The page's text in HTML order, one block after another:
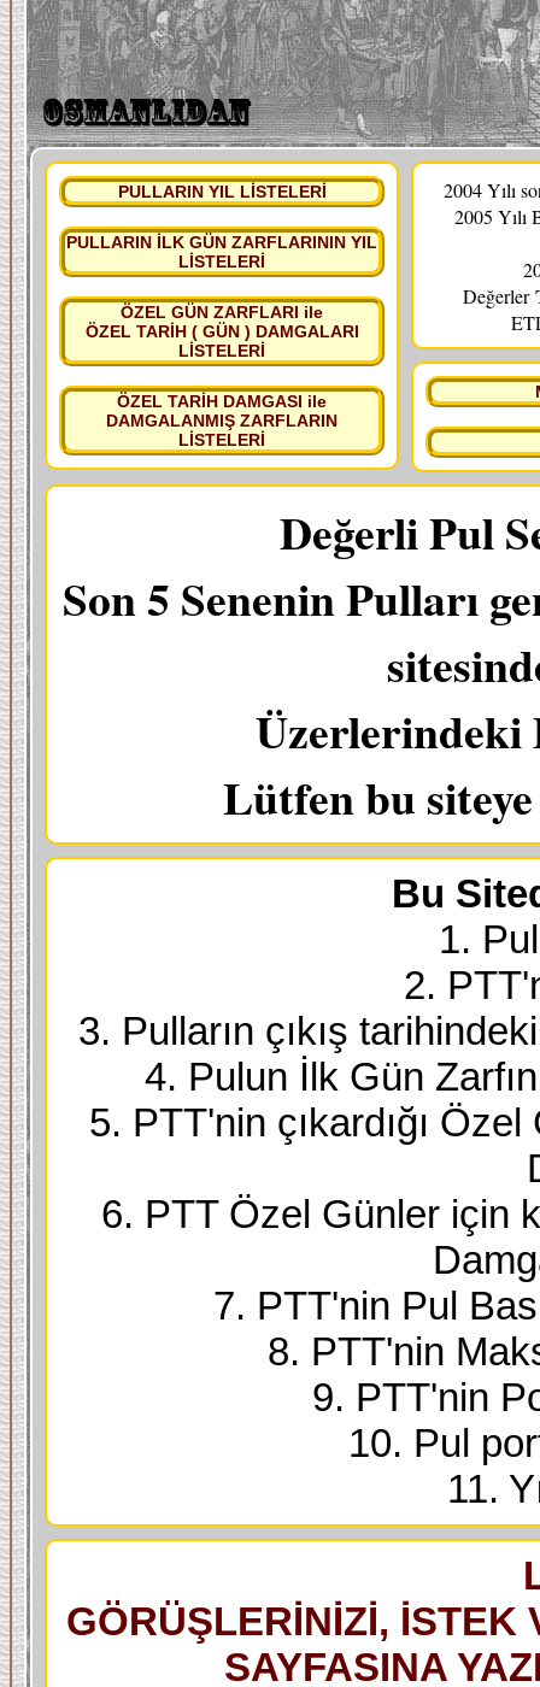
PULLARIN YIL LİSTELERİ
PULLARIN İLK GÜN ZARFLARININ YIL
LİSTELERİ
ÖZEL GÜN ZARFLARI ile
ÖZEL TARİH ( GÜN ) DAMGALARI
LİSTELERİ
ÖZEL TARİH DAMGASI ile
DAMGALANMIŞ ZARFLARIN
LİSTELERİ
2004 Yılı
2005 Yılı
Değerler
Değerli Pul
Son 5 Senenin Pulları
Üzerlerindeki
Lütfen bu
Bu
1.
2.
3. Pulların çıkış
4. Pulun İlk Gün
5. PTT'nin çıkardığı
6. PTT Özel Günler için
7. PTT'nin Pul
8. PTT'nin
9. PTT'nin
10. Pul
11.
GÖRÜŞLERİNİZİ, İSTEK
SAYFASINA